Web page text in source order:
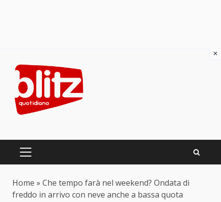
content
PRIMARY
Home » Che tempo farà nel weekend? Ondata di
freddo in arrivo con neve anche a bassa quota
×